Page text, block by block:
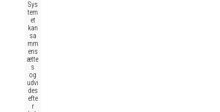
Sys
tem
et
kan
sa
mm
ens
ætte
s
og
udvi
des
efte
r